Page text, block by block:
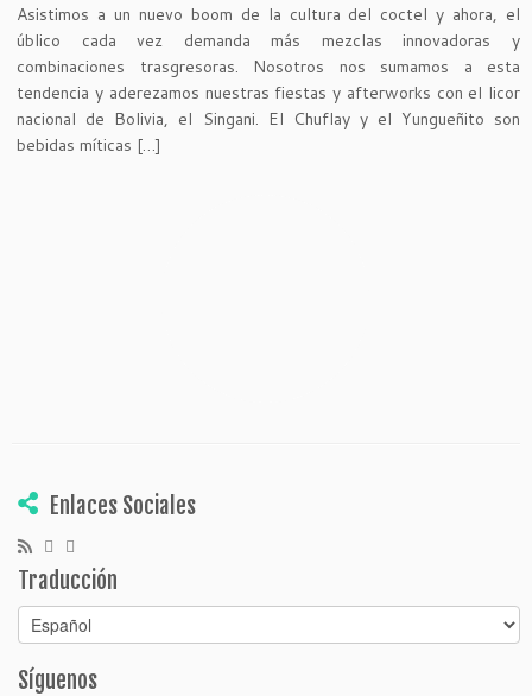
Asistimos a un nuevo boom de la cultura del coctel y ahora, el
úblico cada vez demanda más mezclas innovadoras y
combinaciones trasgresoras. Nosotros nos sumamos a esta
tendencia y aderezamos nuestras fiestas y afterworks con el licor
nacional de Bolivia, el Singani. El Chuflay y el Yungueñito son
bebidas míticas […]
Enlaces Sociales
Traducción
Síguenos